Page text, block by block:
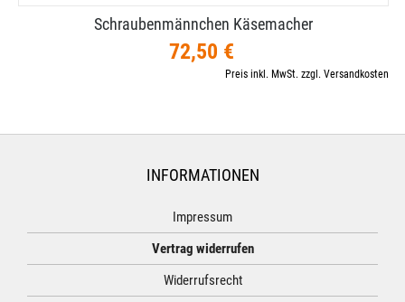
Schraubenmännchen Käsemacher
72,50 €
Preis inkl. MwSt. zzgl. Versandkosten
INFORMATIONEN
Impressum
Vertrag widerrufen
Widerrufsrecht